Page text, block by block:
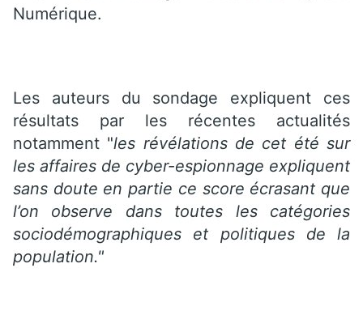
Numérique.
Les auteurs du sondage expliquent ces
résultats par les récentes actualités
notamment "les révélations de cet été sur
les affaires de cyber-espionnage expliquent
sans doute en partie ce score écrasant que
l’on observe dans toutes les catégories
sociodémographiques et politiques de la
population."